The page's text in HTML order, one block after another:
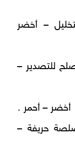
– أخضر
للتصدير –
– أحمر .
حريفة –